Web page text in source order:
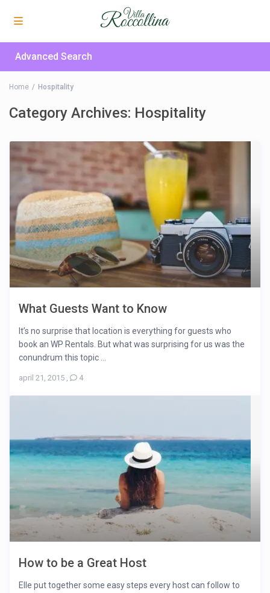
Advanced Search
Home Hospitality
Category Archives: Hospitality
What Guests Want to Know
It’s no surprise that location is everything for guests who
book an WP Rentals. But what was surprising for us was the
conundrum this topic ...
april 21, 2015 , 4
How to be a Great Host
Elle put together some easy steps every host can follow to